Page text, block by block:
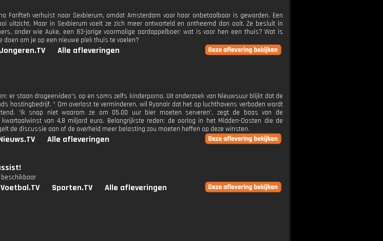
Farifteh verhuist naar Sexbierum, omdat Amsterdam voor haar onbetaalbaar is geworden. Een
uitzicht. Maar in Sexbierum voelt ze zich meer ontworteld en ontheemd dan ooit. Ze besluit in
onder wie Auke, een 83-jarige voormalige aardappelboer: wat is voor hen een thuis? Wat is
om je op een nieuwe plek thuis te voelen?
Jongeren.TV Alle afleveringen
er staan drogeervideo's op en soms zelfs kinderporno. Uit onderzoek van Nieuwsuur blijkt dat de
hostingbedrijf. * Om overlast te verminderen, wil Ryanair dat het op luchthavens verboden wordt
'Ik snap niet waarom ze om 05.00 uur bier moeten serveren', zegt de baas van de
van 4,8 miljard euro. Belangrijkste reden: de oorlog in het Midden-Oosten die de
de discussie aan of de overheid meer belasting zou moeten heffen op deze winsten.
Alle afleveringen
Voetbal.TV Sporten.TV Alle afleveringen